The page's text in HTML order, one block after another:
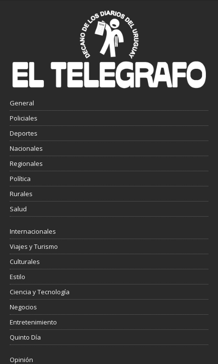
General
Policiales
Deportes
Nacionales
Regionales
Política
Rurales
Salud
Internacionales
Viajes y Turismo
Culturales
Estilo
Ciencia y Tecnología
Negocios
Entretenimiento
Quinto Día
Opinión